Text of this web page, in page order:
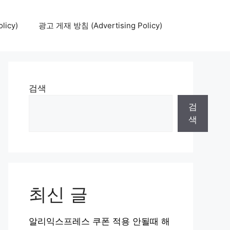
광고 게재 방침 (Advertising Policy)
검색
검
색
최신 글
알리익스프레스 쿠폰 적용 안될때 해